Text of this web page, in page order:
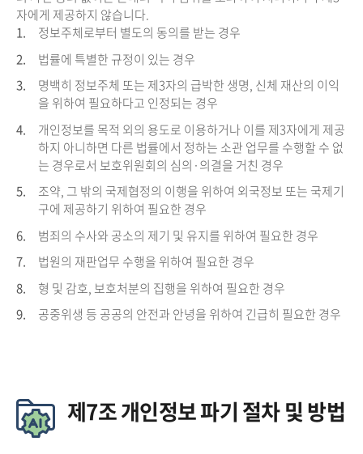
자에게 제공하지 않습니다.
1.
정보주체로부터 별도의 동의를 받는 경우
2.
법률에 특별한 규정이 있는 경우
3.
명백히 정보주체 또는 제3자의 급박한 생명, 신체 재산의 이익
을 위하여 필요하다고 인정되는 경우
4.
개인정보를 목적 외의 용도로 이용하거나 이를 제3자에게 제공
하지 아니하면 다른 법률에서 정하는 소관 업무를 수행할 수 없
는 경우로서 보호위원회의 심의·의결을 거친 경우
5.
조약, 그 밖의 국제협정의 이행을 위하여 외국정보 또는 국제기
구에 제공하기 위하여 필요한 경우
6.
범죄의 수사와 공소의 제기 및 유지를 위하여 필요한 경우
7.
법원의 재판업무 수행을 위하여 필요한 경우
8.
형 및 감호, 보호처분의 집행을 위하여 필요한 경우
9.
공중위생 등 공공의 안전과 안녕을 위하여 긴급히 필요한 경우
제7조 개인정보 파기 절차 및 방법